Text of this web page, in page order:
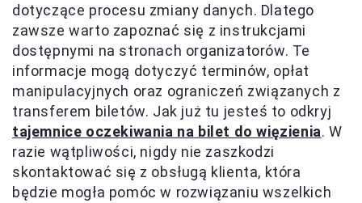
dotyczące procesu zmiany danych. Dlatego
zawsze warto zapoznać się z instrukcjami
dostępnymi na stronach organizatorów. Te
informacje mogą dotyczyć terminów, opłat
manipulacyjnych oraz ograniczeń związanych z
transferem biletów. Jak już tu jesteś to odkryj
tajemnice oczekiwania na bilet do więzienia. W
razie wątpliwości, nigdy nie zaszkodzi
skontaktować się z obsługą klienta, która
będzie mogła pomóc w rozwiązaniu wszelkich